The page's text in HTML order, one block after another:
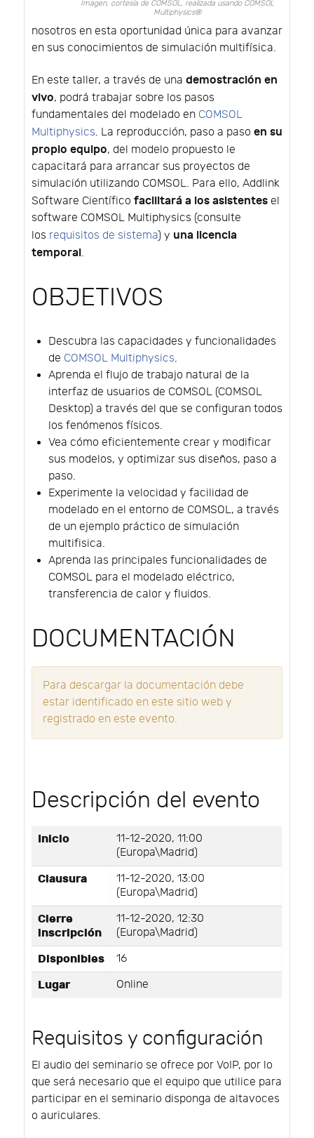
Imagen, cortesía de COMSOL, realizada usando COMSOL
Multiphysics®
nosotros en esta oportunidad única para avanzar
en sus conocimientos de simulación multifísica.
En este taller, a través de una demostración en
vivo, podrá trabajar sobre los pasos
fundamentales del modelado en COMSOL
Multiphysics. La reproducción, paso a paso en su
propio equipo, del modelo propuesto le
capacitará para arrancar sus proyectos de
simulación utilizando COMSOL. Para ello, Addlink
Software Científico facilitará a los asistentes el
software COMSOL Multiphysics (consulte
los requisitos de sistema) y una licencia
temporal.
OBJETIVOS
Descubra las capacidades y funcionalidades
de COMSOL Multiphysics.
Aprenda el flujo de trabajo natural de la
interfaz de usuarios de COMSOL (COMSOL
Desktop) a través del que se configuran todos
los fenómenos físicos.
Vea cómo eficientemente crear y modificar
sus modelos, y optimizar sus diseños, paso a
paso.
Experimente la velocidad y facilidad de
modelado en el entorno de COMSOL, a través
de un ejemplo práctico de simulación
multifisica.
Aprenda las principales funcionalidades de
COMSOL para el modelado eléctrico,
transferencia de calor y fluidos.
DOCUMENTACIÓN
Para descargar la documentación debe
estar identificado en este sitio web y
registrado en este evento.
Descripción del evento
Inicio
11-12-2020, 11:00
(Europa\Madrid)
Clausura
11-12-2020, 13:00
(Europa\Madrid)
Cierre
inscripción
11-12-2020, 12:30
(Europa\Madrid)
Disponibles 16
Lugar Online
Requisitos y configuración
El audio del seminario se ofrece por VoIP, por lo
que será necesario que el equipo que utilice para
participar en el seminario disponga de altavoces
o auriculares.